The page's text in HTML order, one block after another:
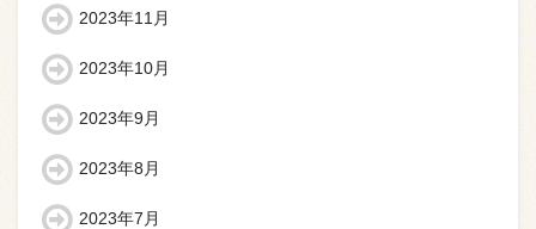
2023年11月
2023年10月
2023年9月
2023年8月
2023年7月